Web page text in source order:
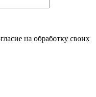
на обработку своих